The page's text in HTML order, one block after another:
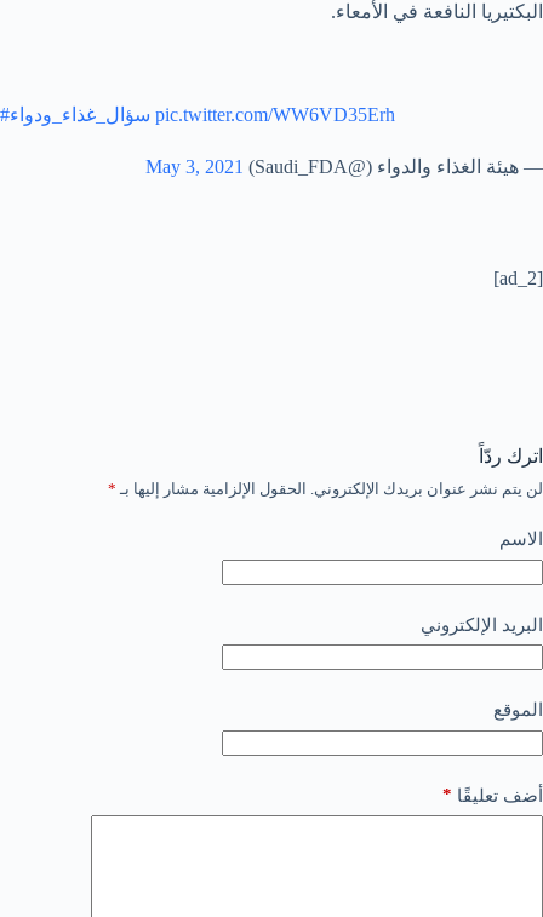
البكتيريا النافعة في الأمعاء.
#سؤال_غذاء_ودواء pic.twitter.com/WW6VD35Erh
— هيئة الغذاء والدواء (@Saudi_FDA) May 3, 2021
[ad_2]
اترك ردّاً
لن يتم نشر عنوان بريدك الإلكتروني. الحقول الإلزامية مشار إليها بـ *
الاسم
البريد الإلكتروني
الموقع
أضف تعليقًا *